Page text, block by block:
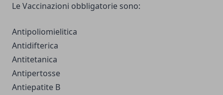
Le Vaccinazioni obbligatorie sono:
Antipoliomielitica
Antidifterica
Antitetanica
Antipertosse
Antiepatite B